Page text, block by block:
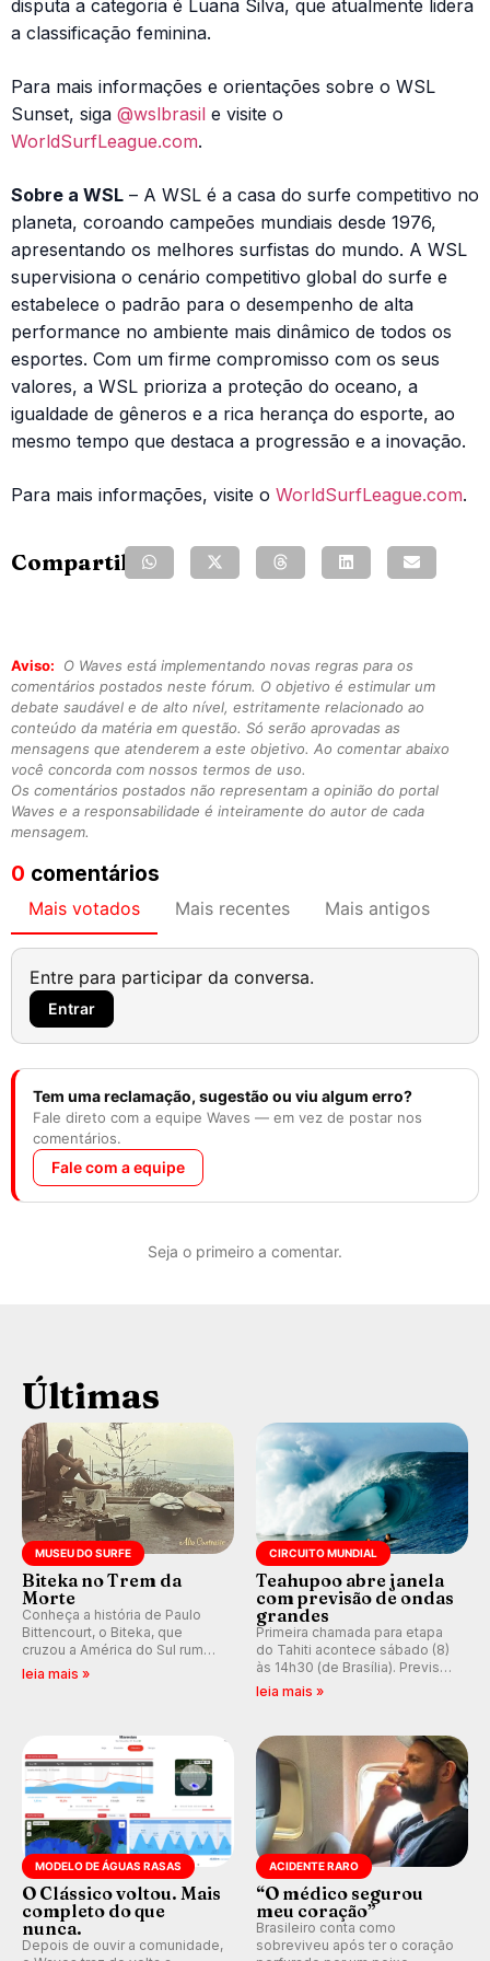
disputa a categoria é Luana Silva, que atualmente lidera
a classificação feminina.
Para mais informações e orientações sobre o WSL
Sunset, siga @wslbrasil e visite o
WorldSurfLeague.com.
Sobre a WSL – A WSL é a casa do surfe competitivo no
planeta, coroando campeões mundiais desde 1976,
apresentando os melhores surfistas do mundo. A WSL
supervisiona o cenário competitivo global do surfe e
estabelece o padrão para o desempenho de alta
performance no ambiente mais dinâmico de todos os
esportes. Com um firme compromisso com os seus
valores, a WSL prioriza a proteção do oceano, a
igualdade de gêneros e a rica herança do esporte, ao
mesmo tempo que destaca a progressão e a inovação.
Para mais informações, visite o WorldSurfLeague.com.
Compartilhe:
Aviso:
O Waves está implementando novas regras para os
comentários postados neste fórum. O objetivo é estimular um
debate saudável e de alto nível, estritamente relacionado ao
conteúdo da matéria em questão. Só serão aprovadas as
mensagens que atenderem a este objetivo. Ao comentar abaixo
você concorda com nossos termos de uso.
Os comentários postados não representam a opinião do portal
Waves e a responsabilidade é inteiramente do autor de cada
mensagem.
0 comentários
Mais votados Mais recentes Mais antigos
Entre para participar da conversa.
Entrar
Tem uma reclamação, sugestão ou viu algum erro?
Fale direto com a equipe Waves — em vez de postar nos
comentários.
Fale com a equipe
Seja o primeiro a comentar.
Últimas
MUSEU DO SURFE
Biteka no Trem da
Morte
Conheça a história de Paulo
Bittencourt, o Biteka, que
cruzou a América do Sul rumo
ao Pacífico em uma jornada
leia mais »
CIRCUITO MUNDIAL
Teahupoo abre janela
com previsão de ondas
grandes
Primeira chamada para etapa
do Tahiti acontece sábado (8)
às 14h30 (de Brasília). Previsão
indica swell consistente.
Kelly Slater convidado.
leia mais »
MODELO DE ÁGUAS RASAS
O Clássico voltou. Mais
completo do que
nunca.
Depois de ouvir a comunidade,
ACIDENTE RARO
“O médico segurou
meu coração”
Brasileiro conta como
sobreviveu após ter o coração